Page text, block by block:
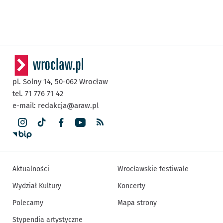
pl. Solny 14, 50-062 Wrocław
tel. 71 776 71 42
e-mail: redakcja@araw.pl
Aktualności
Wydział Kultury
Polecamy
Stypendia artystyczne
Wrocławskie festiwale
Koncerty
Mapa strony